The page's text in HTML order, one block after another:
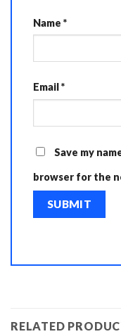
Name *
Email*
Save my
browser for the
RELATED